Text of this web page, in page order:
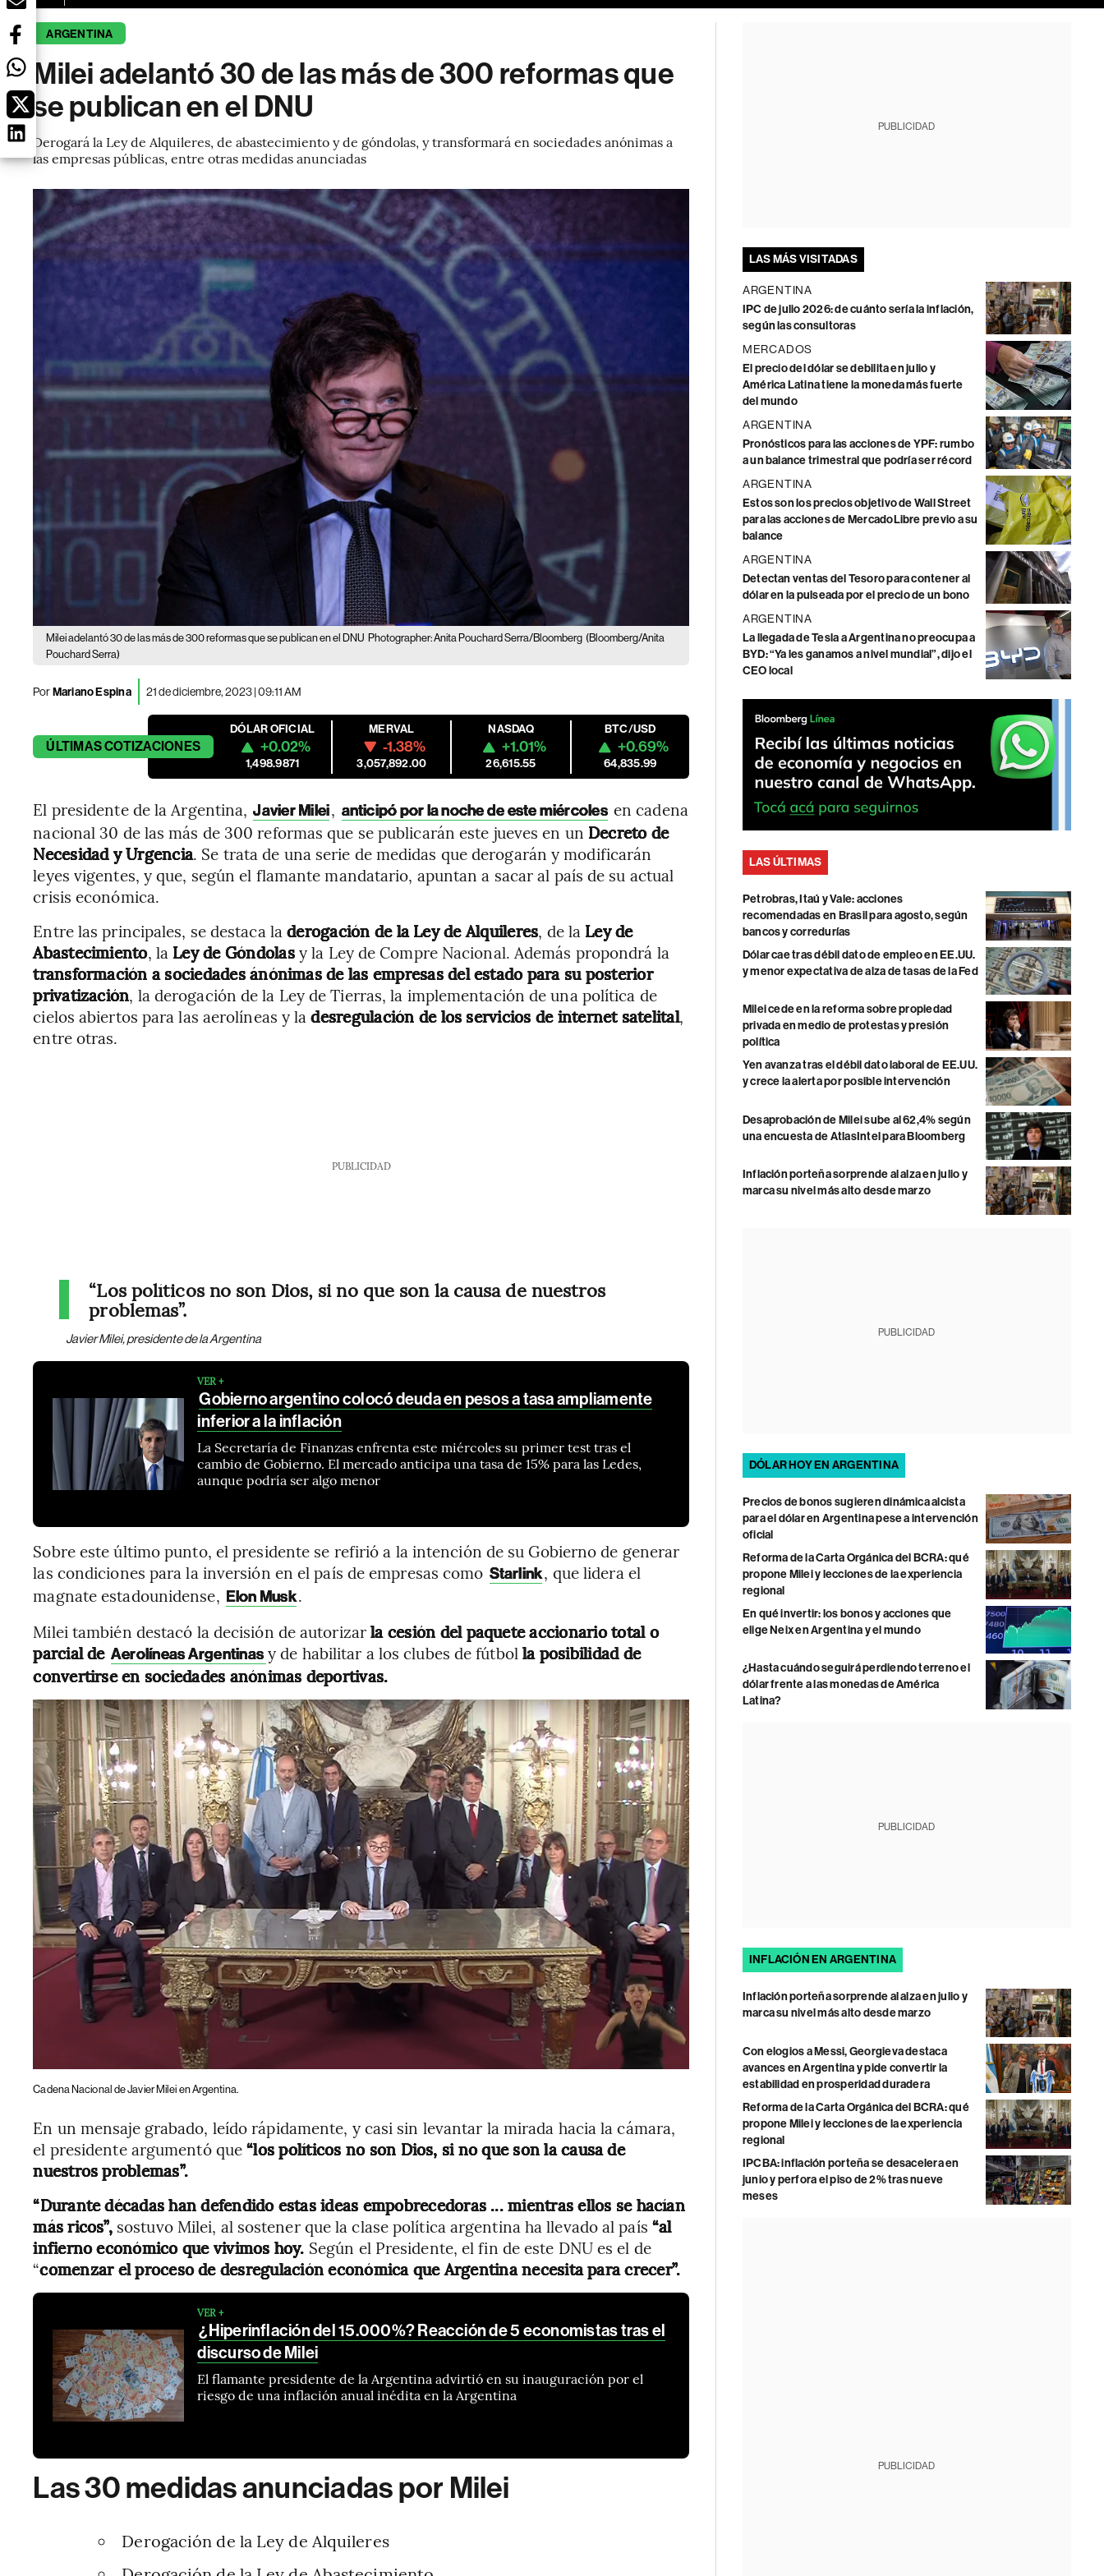
ARGENTINA
Milei adelantó 30 de las más de 300 reformas que
se publican en el DNU
Derogará la Ley de Alquileres, de abastecimiento y de góndolas, y transformará en sociedades anónimas a
las empresas públicas, entre otras medidas anunciadas
Milei adelantó 30 de las más de 300 reformas que se publican en el DNU Photographer: Anita Pouchard Serra/Bloomberg (Bloomberg/Anita
Pouchard Serra)
PorMariano Espina 21 de diciembre, 2023 | 09:11 AM
ÚLTIMASCOTIZACIONES
DÓLAR OFICIAL
+0.02%
1,498.9871
MERVAL
-1.38%
3,057,892.00
NASDAQ
+1.01%
26,615.55
BTC/USD
+0.69%
64,835.99
El presidente de la Argentina, Javier Milei, anticipó por la noche de este miércoles en cadena
nacional 30 de las más de 300 reformas que se publicarán este jueves en un Decreto de
Necesidad y Urgencia. Se trata de una serie de medidas que derogarán y modificarán
leyes vigentes, y que, según el flamante mandatario, apuntan a sacar al país de su actual
crisis económica.
Entre las principales, se destaca la derogación de la Ley de Alquileres, de la Ley de
Abastecimiento, la Ley de Góndolasy la Ley de Compre Nacional. Además propondrá la
transformación a sociedades ánónimas de las empresas del estado para su posterior
privatización, la derogación de la Ley de Tierras, la implementación de una política de
cielos abiertos para las aerolíneas y ladesregulación de los servicios de internet satelital,
entre otras.
PUBLICIDAD
“Los políticos no son Dios, si no que son la causa de nuestros
problemas”.
Javier Milei, presidente de la Argentina
VER +
Gobierno argentino colocó deuda en pesos a tasa ampliamente
inferior a la inflación
La Secretaría de Finanzas enfrenta este miércoles su primer test tras el
cambio de Gobierno. El mercado anticipa una tasa de 15% para las Ledes,
aunque podría ser algo menor
Sobre este último punto, el presidente se refirió a la intención de su Gobierno de generar
las condiciones para la inversión en el país de empresas como Starlink, que lidera el
magnate estadounidense, Elon Musk.
Milei también destacó la decisión de autorizarla cesión del paquete accionario total o
parcial de Aerolíneas Argentinas y de habilitar a los clubes de fútbol la posibilidad de
convertirse en sociedades anónimas deportivas.
Cadena Nacional de Javier Milei en Argentina.
En un mensaje grabado, leído rápidamente, y casi sin levantar la mirada hacia la cámara,
el presidente argumentó que“los políticos no son Dios, si no que son la causa de
nuestros problemas”.
“Durante décadas han defendido estas ideas empobrecedoras ... mientras ellos se hacían
más ricos”,sostuvo Milei, al sostener que la clase política argentina ha llevado al país “al
infierno económico que vivimos hoy. Según el Presidente, el fin de este DNU es el de
“comenzar el proceso de desregulación económica que Argentina necesita para crecer”.
VER +
¿Hiperinflación del 15.000%? Reacción de 5 economistas tras el
discurso de Milei
El flamante presidente de la Argentina advirtió en su inauguración por el
riesgo de una inflación anual inédita en la Argentina
Las 30 medidas anunciadas por Milei
Derogación de la Ley de Alquileres
PUBLICIDAD
LAS MÁS VISITADAS
ARGENTINA
IPC de julio 2026: de cuánto sería la inflación,
según las consultoras
MERCADOS
El precio del dólar se debilita en julio y
América Latina tiene la moneda más fuerte
del mundo
ARGENTINA
Pronósticos para las acciones de YPF: rumbo
a un balance trimestral que podría ser récord
ARGENTINA
Estos son los precios objetivo de Wall Street
para las acciones de MercadoLibre previo a su
balance
ARGENTINA
Detectan ventas del Tesoro para contener al
dólar en la pulseada por el precio de un bono
ARGENTINA
La llegada de Tesla a Argentina no preocupa a
BYD: “Ya les ganamos a nivel mundial”, dijo el
CEO local
LAS ÚLTIMAS
Petrobras, Itaú y Vale: acciones
recomendadas en Brasil para agosto, según
bancos y corredurías
Dólar cae tras débil dato de empleo en EE.UU.
y menor expectativa de alza de tasas de la Fed
Milei cede en la reforma sobre propiedad
privada en medio de protestas y presión
política
Yen avanza tras el débil dato laboral de EE.UU.
y crece la alerta por posible intervención
Desaprobación de Milei sube al 62,4% según
una encuesta de AtlasIntel para Bloomberg
Inflación porteña sorprende al alza en julio y
marca su nivel más alto desde marzo
PUBLICIDAD
DÓLAR HOY EN ARGENTINA
Precios de bonos sugieren dinámica alcista
para el dólar en Argentina pese a intervención
oficial
Reforma de la Carta Orgánica del BCRA: qué
propone Milei y lecciones de la experiencia
regional
En qué invertir: los bonos y acciones que
elige Neix en Argentina y el mundo
¿Hasta cuándo seguirá perdiendo terreno el
dólar frente a las monedas de América
Latina?
PUBLICIDAD
INFLACIÓN EN ARGENTINA
Inflación porteña sorprende al alza en julio y
marca su nivel más alto desde marzo
Con elogios a Messi, Georgieva destaca
avances en Argentina y pide convertir la
estabilidad en prosperidad duradera
Reforma de la Carta Orgánica del BCRA: qué
propone Milei y lecciones de la experiencia
regional
IPCBA: inflación porteña se desacelera en
junio y perfora el piso de 2% tras nueve
meses
PUBLICIDAD